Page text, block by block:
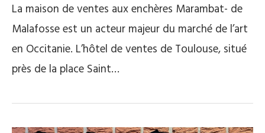
La maison de ventes aux enchères Marambat- de
Malafosse est un acteur majeur du marché de l’art
en Occitanie. L’hôtel de ventes de Toulouse, situé
près de la place Saint…